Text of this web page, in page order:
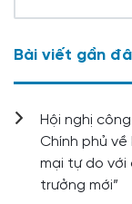
Bài viết gần
Hội nghị
Chính phủ
mại tự do với
trưởng mới”